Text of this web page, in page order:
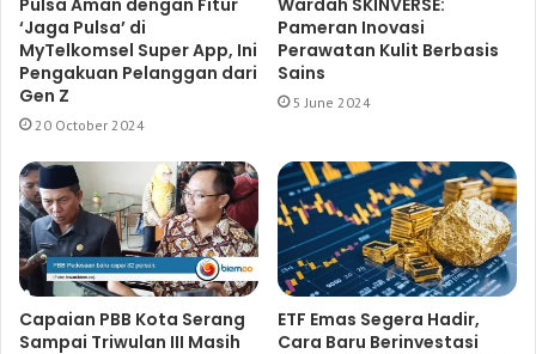
Pulsa Aman dengan Fitur
‘Jaga Pulsa’ di
MyTelkomsel Super App, Ini
Pengakuan Pelanggan dari
Gen Z
20 October 2024
Wardah SKINVERSE:
Pameran Inovasi
Perawatan Kulit Berbasis
Sains
5 June 2024
Capaian PBB Kota Serang
Sampai Triwulan III Masih
ETF Emas Segera Hadir,
Cara Baru Berinvestasi